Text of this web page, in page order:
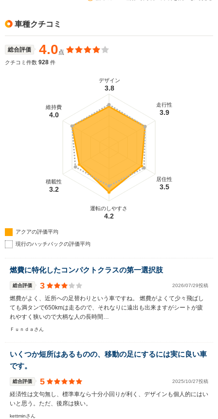
車種クチコミ
総合評価 4.0点
クチコミ件数 928 件
デザイン
3.8
走行性
3.9
居住性
3.5
運転のしやすさ
4.2
積載性
3.2
維持費
4.0
アクアの評価平均
現行のハッチバックの評価平均
燃費に特化したコンパクトクラスの第一選択肢
総合評価 3 2026/07/29投稿
燃費がよく、近所への足替わりという車ですね。 燃費がよくて少々飛ばし
ても満タンで650kmは走るので、それなりに遠出も出来ますがシートが疲
れやすく狭いので大柄な人の長時間…
Ｆｕｎｄａさん
いくつか短所はあるものの、移動の足にするには実に良い車
です。
総合評価 5 2025/10/27投稿
経済性は文句無し、標準車なら十分小回りが利く、デザインも個人的にはい
いと思う。ただ、後席は狭い。
kettminさん